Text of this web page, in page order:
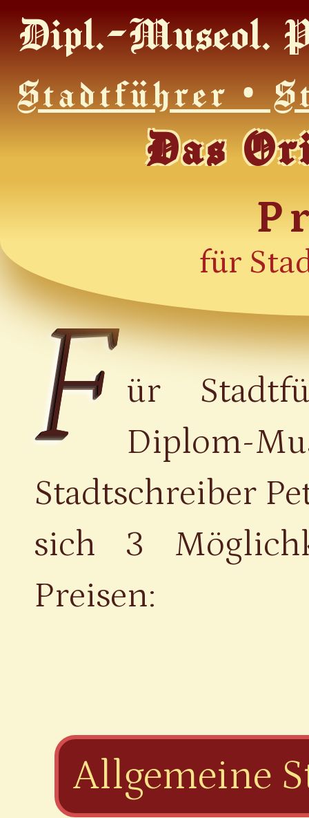
Dipl.-Museol.
Stadtführer •
Das
für
F ür
Diplom-
Stadtschreiber
sich 3
Preisen:
Allgemeine